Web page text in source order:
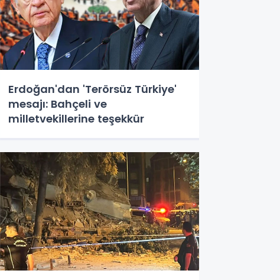
Erdoğan'dan 'Terörsüz Türkiye'
mesajı: Bahçeli ve
milletvekillerine teşekkür